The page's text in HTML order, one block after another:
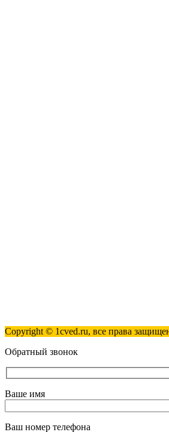
Copyright © 1cved.ru, все права
Обратный звонок
Ваше имя
Ваш номер телефона